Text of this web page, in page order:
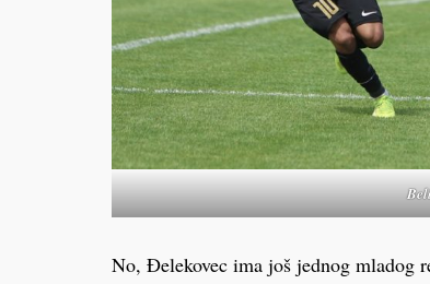
No, Đelekovec ima još jednog mladog